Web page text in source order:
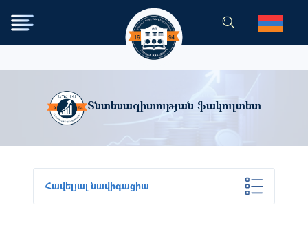
Skip to main content
Տնտեսագիտության ֆակուլտետ
Հավելյալ նավիգացիա